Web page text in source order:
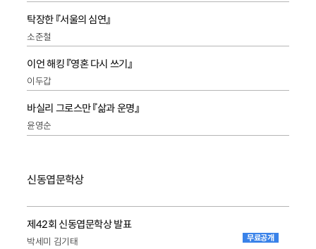
탁장한 『서울의 심연』
소준철
이언 해킹 『영혼 다시 쓰기』
이두갑
바실리 그로스만 『삶과 운명』
윤영순
신동엽문학상
제42회 신동엽문학상 발표
박세미 김기태 무료공개